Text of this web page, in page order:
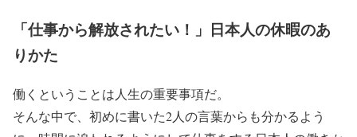
「仕事から解放されたい！」日本人の休暇のあ
りかた
働くということは人生の重要事項だ。
そんな中で、初めに書いた2人の言葉からも分かるよう